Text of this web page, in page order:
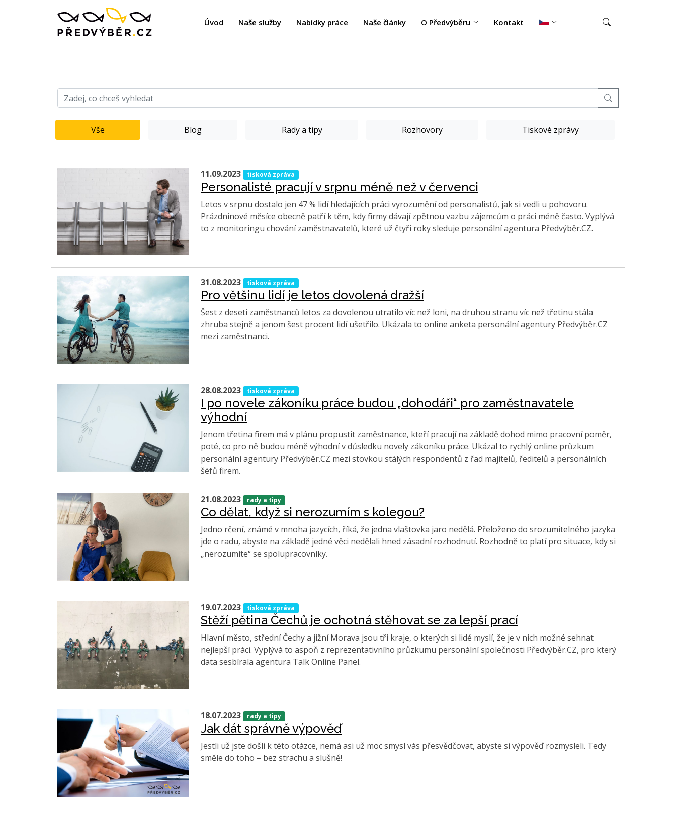
Úvod Naše služby Nabídky práce Naše články O Předvýběru Kontakt
Vše Blog Rady a tipy Rozhovory Tiskové zprávy
11.09.2023 tisková zpráva
Personalisté pracují v srpnu méně než v červenci
Letos v srpnu dostalo jen 47 % lidí hledajících práci vyrozumění od personalistů, jak si vedli u pohovoru.
Prázdninové měsíce obecně patří k těm, kdy firmy dávají zpětnou vazbu zájemcům o práci méně často. Vyplývá
to z monitoringu chování zaměstnavatelů, které už čtyři roky sleduje personální agentura Předvýběr.CZ.
31.08.2023 tisková zpráva
Pro většinu lidí je letos dovolená dražší
Šest z deseti zaměstnanců letos za dovolenou utratilo víc než loni, na druhou stranu víc než třetinu stála
zhruba stejně a jenom šest procent lidí ušetřilo. Ukázala to online anketa personální agentury Předvýběr.CZ
mezi zaměstnanci.
28.08.2023 tisková zpráva
I po novele zákoníku práce budou „dohodáři“ pro zaměstnavatele
výhodní
Jenom třetina firem má v plánu propustit zaměstnance, kteří pracují na základě dohod mimo pracovní poměr,
poté, co pro ně budou méně výhodní v důsledku novely zákoníku práce. Ukázal to rychlý online průzkum
personální agentury Předvýběr.CZ mezi stovkou stálých respondentů z řad majitelů, ředitelů a personálních
šéfů firem.
21.08.2023 rady a tipy
Co dělat, když si nerozumím s kolegou?
Jedno rčení, známé v mnoha jazycích, říká, že jedna vlaštovka jaro nedělá. Přeloženo do srozumitelného jazyka
jde o radu, abyste na základě jedné věci nedělali hned zásadní rozhodnutí. Rozhodně to platí pro situace, kdy si
„nerozumíte“ se spolupracovníky.
19.07.2023 tisková zpráva
Stěží pětina Čechů je ochotná stěhovat se za lepší prací
Hlavní město, střední Čechy a jižní Morava jsou tři kraje, o kterých si lidé myslí, že je v nich možné sehnat
nejlepší práci. Vyplývá to aspoň z reprezentativního průzkumu personální společnosti Předvýběr.CZ, pro který
data sesbírala agentura Talk Online Panel.
18.07.2023 rady a tipy
Jak dát správně výpověď
Jestli už jste došli k této otázce, nemá asi už moc smysl vás přesvědčovat, abyste si výpověď rozmysleli. Tedy
směle do toho ‒ bez strachu a slušně!